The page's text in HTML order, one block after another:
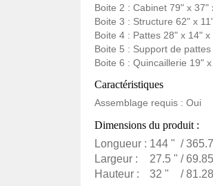
Boite 2 : Cabinet 79" x 37"
Boite 3 : Structure 62" x
Boite 4 : Pattes 28" x 14" x
Boite 5 : Support de
Boite 6 : Quincaillerie 19"
Caractéristiques
Assemblage requis : Oui
Dimensions du produit :
Longueur : 144 " /
Largeur :
27.5 " /
Hauteur :
32 " /